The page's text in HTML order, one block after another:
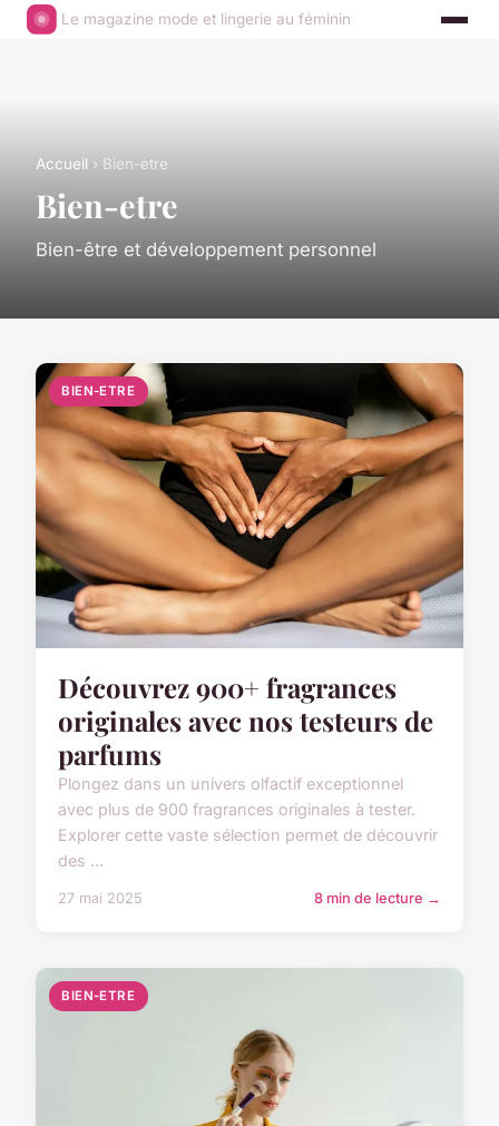
Le magazine mode et lingerie au féminin
Accueil › Bien-etre
Bien-etre
Bien-être et développement personnel
BIEN-ETRE
Découvrez 900+ fragrances
originales avec nos testeurs de
parfums
Plongez dans un univers olfactif exceptionnel
avec plus de 900 fragrances originales à tester.
Explorer cette vaste sélection permet de découvrir
des ...
27 mai 2025 8 min de lecture →
BIEN-ETRE